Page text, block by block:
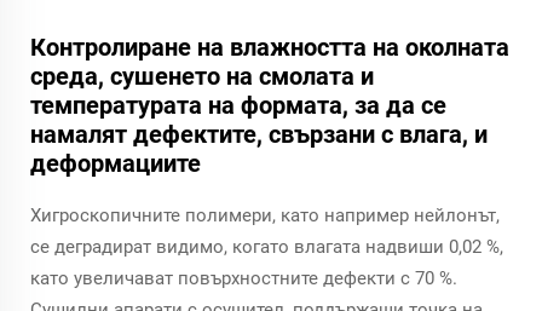
Контролиране на влажността на околната
среда, сушенето на смолата и
температурата на формата, за да се
намалят дефектите, свързани с влага, и
деформациите
Хигроскопичните полимери, като например нейлонът,
се деградират видимо, когато влагата надвиши 0,02 %,
като увеличават повърхностните дефекти с 70 %.